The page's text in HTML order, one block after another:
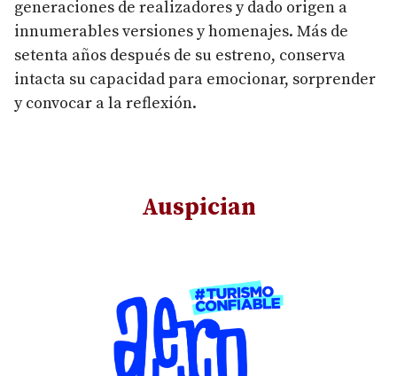
generaciones de realizadores y dado origen a
innumerables versiones y homenajes. Más de
setenta años después de su estreno, conserva
intacta su capacidad para emocionar, sorprender
y convocar a la reflexión.
Auspician